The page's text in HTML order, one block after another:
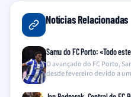
Notícias Relacionadas
Samu do FC Porto: «Todo
O avançado do FC Porto,
desde fevereiro devido a